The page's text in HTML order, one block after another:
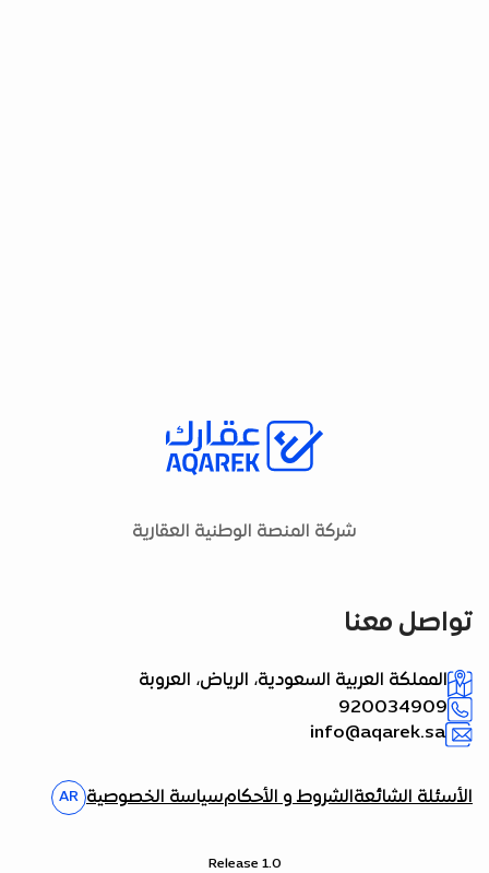
شركة المنصة الوطنية العقارية
تواصل معنا
المملكة العربية السعودية، الرياض، العروبة
920034909
info@aqarek.sa
الأسئلة الشائعةالشروط و الأحكامسياسة الخصوصية AR
Release 1.0